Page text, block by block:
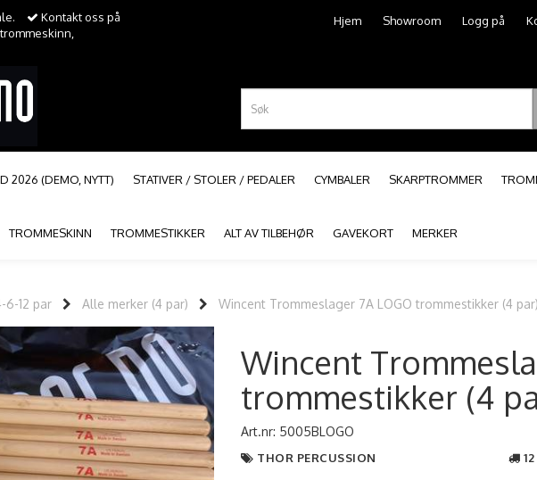
Kontakt oss på
Hjem Showroom Logg på
2026 (DEMO, NYTT) STATIVER / STOLER / PEDALER CYMBALER SKARPTROMMER
TROMMESKINN TROMMESTIKKER ALT AV TILBEHØR GAVEKORT MERKER
6-12 par Alle merker (4 par) Wincent Trommeslager 7A LOGO trommestikker (4 par)
Wincent
trommestikker (4
Art.nr: 5005BLOGO
THOR PERCUSSION